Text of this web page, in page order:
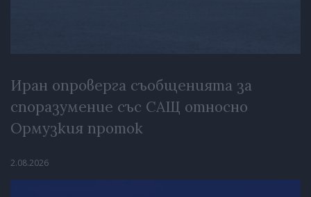
Иран опроверга съобщенията за
споразумение със САЩ относно
Ормузкия проток
2.08.2026